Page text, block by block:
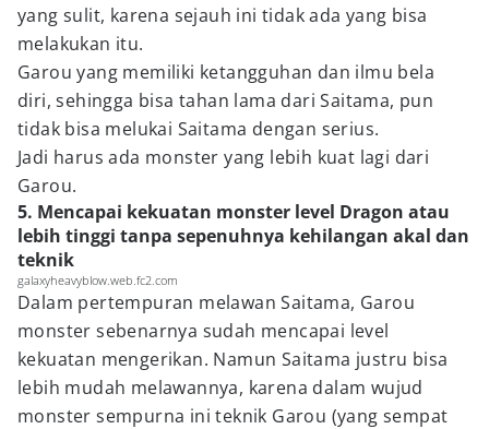
yang sulit, karena sejauh ini tidak ada yang bisa
melakukan itu.
Garou yang memiliki ketangguhan dan ilmu bela
diri, sehingga bisa tahan lama dari Saitama, pun
tidak bisa melukai Saitama dengan serius.
Jadi harus ada monster yang lebih kuat lagi dari
Garou.
5. Mencapai kekuatan monster level Dragon atau
lebih tinggi tanpa sepenuhnya kehilangan akal dan
teknik
galaxyheavyblow.web.fc2.com
Dalam pertempuran melawan Saitama, Garou
monster sebenarnya sudah mencapai level
kekuatan mengerikan. Namun Saitama justru bisa
lebih mudah melawannya, karena dalam wujud
monster sempurna ini teknik Garou (yang sempat